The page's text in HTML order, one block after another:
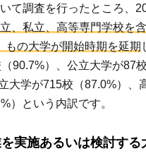
て調査を行ったところ、
、私立、高等専門学校を
もの大学が開始時期を延期
90.7%）、公立大学が87校
大学が715校（87.0%）、
）という内訳です。
実施あるいは検討する